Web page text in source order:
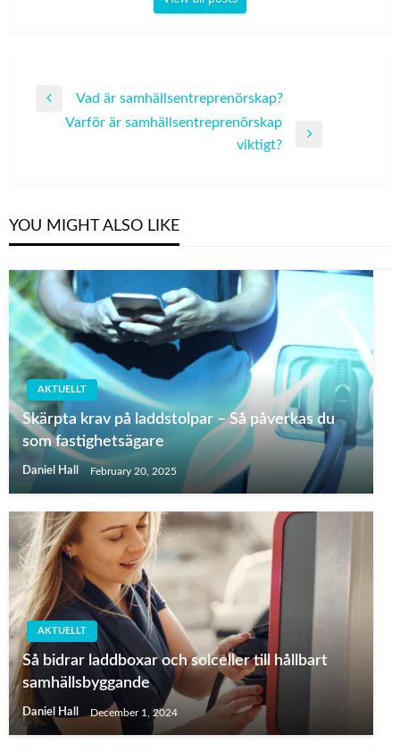
Post
navigation
Previous
Vad är samhällsentreprenörskap?
Varför är samhällsentreprenörskap
viktigt?
YOU MIGHT ALSO LIKE
AKTUELLT
Skärpta krav på laddstolpar – Så påverkas du
som fastighetsägare
Daniel Hall February 20, 2025
AKTUELLT
Så bidrar laddboxar och solceller till hållbart
samhällsbyggande
Daniel Hall December 1, 2024